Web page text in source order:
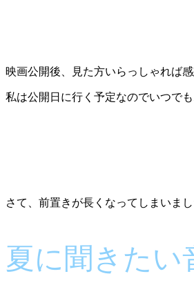
映画公開後、見た方いらっしゃれば
私は公開日に行く予定なのでいつで
さて、前置きが長くなってしまいま
夏に聞きたい